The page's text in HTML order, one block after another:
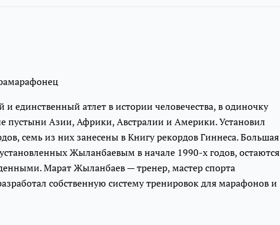
единственный атлет в истории человечества, в одиночку
пустыни Азии, Африки, Австралии и Америки. Установил
семь из них занесены в Книгу рекордов Гиннеса. Большая
Жыланбаевым в начале 1990-х годов, остаются
Марат Жыланбаев — тренер, мастер спорта
собственную систему тренировок для марафонов и